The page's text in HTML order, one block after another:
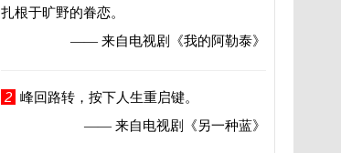
扎根于旷野的眷恋。
—— 来自电视剧
《我的阿勒泰》
2 峰回路转，按下人生重启键。
—— 来自电视剧
《另一种蓝》